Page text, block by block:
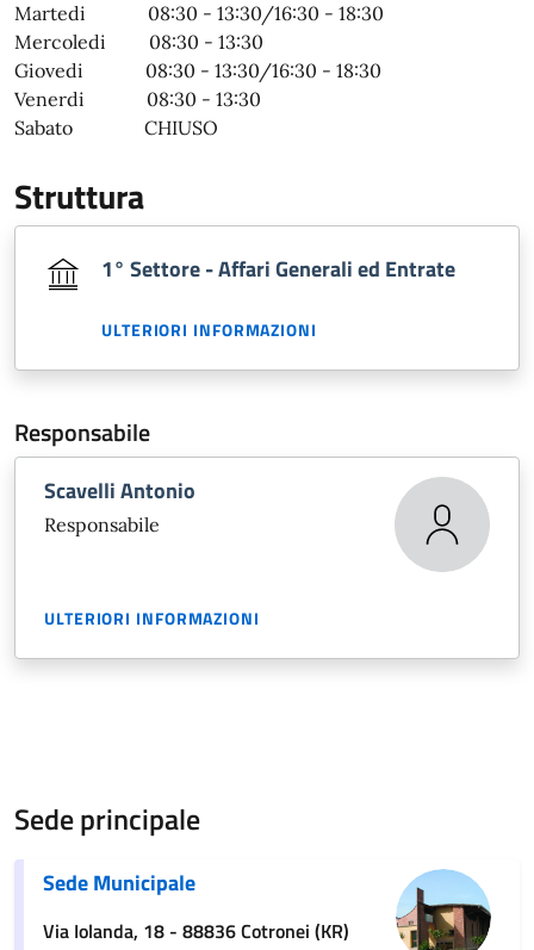
Martedi 08:30 - 13:30/16:30 - 18:30
Mercoledi 08:30 - 13:30
Giovedi 08:30 - 13:30/16:30 - 18:30
Venerdi 08:30 - 13:30
Sabato CHIUSO
Struttura
1° Settore - Affari Generali ed Entrate
ULTERIORI INFORMAZIONI
Responsabile
Scavelli Antonio
Responsabile
ULTERIORI INFORMAZIONI
Sede principale
Sede Municipale
Via Iolanda, 18 - 88836 Cotronei (KR)